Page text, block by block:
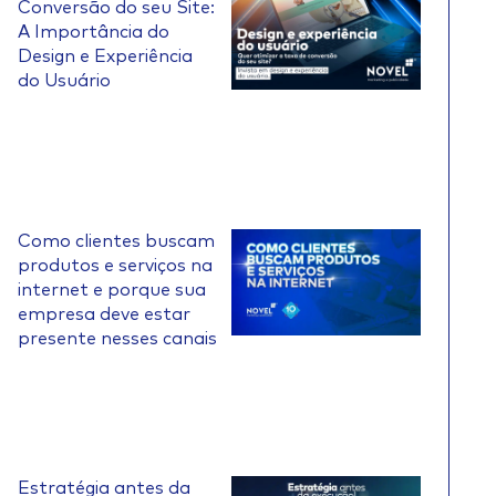
Conversão do seu Site:
A Importância do
Design e Experiência
do Usuário
Como clientes buscam
produtos e serviços na
internet e porque sua
empresa deve estar
presente nesses canais
Estratégia antes da